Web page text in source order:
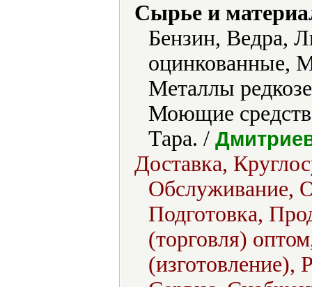
Сырье и
Бензин, Ведра,
оцинкованные,
Металлы
Моющие
Тара. /
Доставка,
Обслуживание,
Подготовка,
(торговля)
(изготовление),